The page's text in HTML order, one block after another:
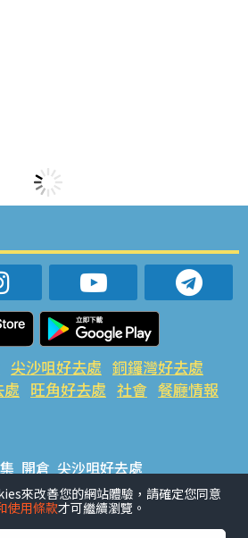
尖沙咀好去處 銅鑼灣好去處
旺角好去處 社會 餐廳情報
開倉 尖沙咀好去處
處 荃灣好去處 旺角好去處 社會
來改善您的網站體驗，請確定您同意
使用條款才可繼續瀏覽。